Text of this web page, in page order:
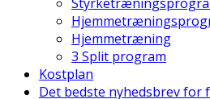
Hjemmetræning
3 Split program
Kostplan
Det bedste nyhedsbrev